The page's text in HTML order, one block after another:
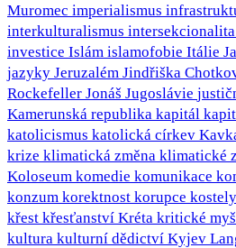
Muromec imperialismus
interkulturalismus intersekcionalita
investice Islám islamofobie Itálie
jazyky Jeruzalém Jindřiška
Rockefeller Jonáš Jugoslávie
Kamerunská republika kapitál
katolicismus katolická církev
krize klimatická změna klimatické
Koloseum komedie komunikace
konzum korektnost korupce kostely
křest křesťanství Kréta kritické
kultura kulturní dědictví Kyjev